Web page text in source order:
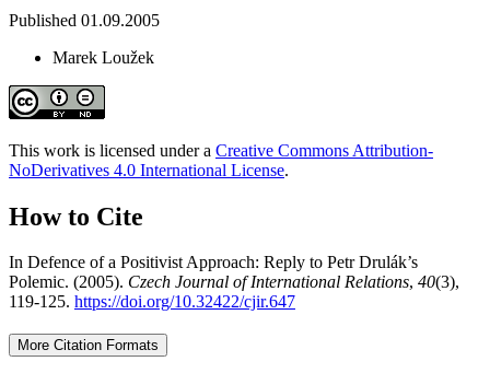
Published 01.09.2005
Marek Loužek
This work is licensed under a Creative Commons Attribution-
NoDerivatives 4.0 International License.
How to Cite
In Defence of a Positivist Approach: Reply to Petr Drulák’s
Polemic. (2005). Czech Journal of International Relations, 40(3),
119-125. https://doi.org/10.32422/cjir.647
More Citation Formats